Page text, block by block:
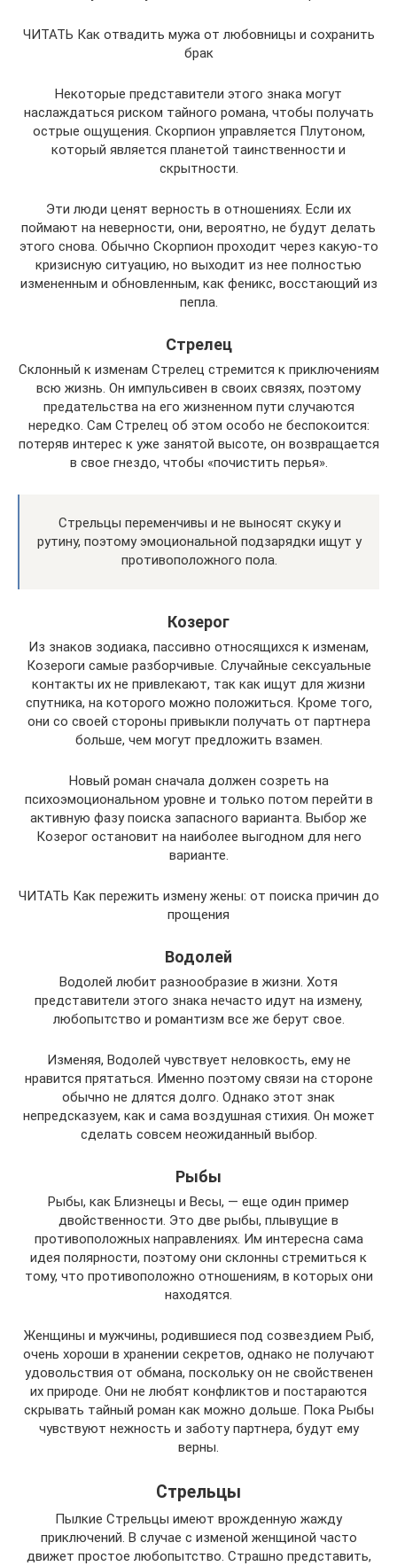
ЧИТАТЬ Как отвадить мужа от любовницы и сохранить
брак
Некоторые представители этого знака могут
наслаждаться риском тайного романа, чтобы получать
острые ощущения. Скорпион управляется Плутоном,
который является планетой таинственности и
скрытности.
Эти люди ценят верность в отношениях. Если их
поймают на неверности, они, вероятно, не будут делать
этого снова. Обычно Скорпион проходит через какую-то
кризисную ситуацию, но выходит из нее полностью
измененным и обновленным, как феникс, восстающий из
пепла.
Стрелец
Склонный к изменам Стрелец стремится к приключениям
всю жизнь. Он импульсивен в своих связях, поэтому
предательства на его жизненном пути случаются
нередко. Сам Стрелец об этом особо не беспокоится:
потеряв интерес к уже занятой высоте, он возвращается
в свое гнездо, чтобы «почистить перья».
Стрельцы переменчивы и не выносят скуку и
рутину, поэтому эмоциональной подзарядки ищут у
противоположного пола.
Козерог
Из знаков зодиака, пассивно относящихся к изменам,
Козероги самые разборчивые. Случайные сексуальные
контакты их не привлекают, так как ищут для жизни
спутника, на которого можно положиться. Кроме того,
они со своей стороны привыкли получать от партнера
больше, чем могут предложить взамен.
Новый роман сначала должен созреть на
психоэмоциональном уровне и только потом перейти в
активную фазу поиска запасного варианта. Выбор же
Козерог остановит на наиболее выгодном для него
варианте.
ЧИТАТЬ Как пережить измену жены: от поиска причин до
прощения
Водолей
Водолей любит разнообразие в жизни. Хотя
представители этого знака нечасто идут на измену,
любопытство и романтизм все же берут свое.
Изменяя, Водолей чувствует неловкость, ему не
нравится прятаться. Именно поэтому связи на стороне
обычно не длятся долго. Однако этот знак
непредсказуем, как и сама воздушная стихия. Он может
сделать совсем неожиданный выбор.
Рыбы
Рыбы, как Близнецы и Весы, — еще один пример
двойственности. Это две рыбы, плывущие в
противоположных направлениях. Им интересна сама
идея полярности, поэтому они склонны стремиться к
тому, что противоположно отношениям, в которых они
находятся.
Женщины и мужчины, родившиеся под созвездием Рыб,
очень хороши в хранении секретов, однако не получают
удовольствия от обмана, поскольку он не свойственен
их природе. Они не любят конфликтов и постараются
скрывать тайный роман как можно дольше. Пока Рыбы
чувствуют нежность и заботу партнера, будут ему
верны.
Стрельцы
Пылкие Стрельцы имеют врожденную жажду
приключений. В случае с изменой женщиной часто
движет простое любопытство. Страшно представить,